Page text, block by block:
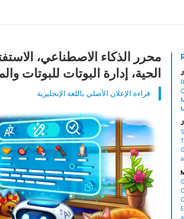
محرر الذكاء الاصطناعي،
الحية، إدارة البوتات للبوتات
قراءة الإعلان الأصلي باللغة الإنجليزية